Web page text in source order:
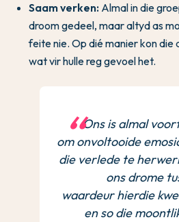
Saam verken: Almal in die
droom gedeel, maar altyd as
feite nie. Op dié manier kon die
wat vir hulle reg gevoel het.
Ons is almal
om onvoltooide
die verlede te
ons drome
waardeur hierdie
en so die